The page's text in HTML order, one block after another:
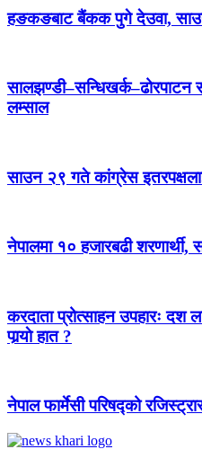
हङकङबाट बैंकक पुगे देउवा,
सालझण्डी–सन्धिखर्क–ढोरपाटन
लम्साल
साउन २९ गते कांग्रेस
नेपालमा १० हजारबढी शरणार्थी,
करदाता प्रोत्साहन उपहारः दश
पार्‍याे हात ?
नेपाल फार्मेसी परिषद्को